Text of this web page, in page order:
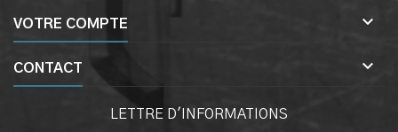
VOTRE COMPTE 
CONTACT 
LETTRE D'INFORMATIONS